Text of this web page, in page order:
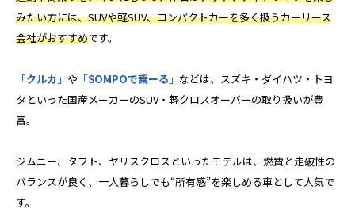
みたい方には、SUVや軽SUV、コンパクトカーを多く扱うカーリース
会社がおすすめです。
「クルカ 」 や 「SOMPOで乗ーる 」 などは、スズキ・ダイハツ・トヨ
タといった国産メーカーのSUV・軽クロスオーバーの取り扱いが豊
富。
ジムニー、タフト、ヤリスクロスといったモデルは、燃費と走破性の
バランスが良く、一人暮らしでも“所有感”を楽しめる車として人気で
す。